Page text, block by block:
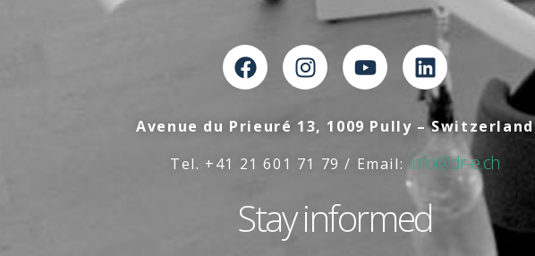
Avenue du Prieuré 13, 1009 Pully – Switzerland
Tel. +41 21 601 71 79 / Email: info@dr-e.ch
Stay informed